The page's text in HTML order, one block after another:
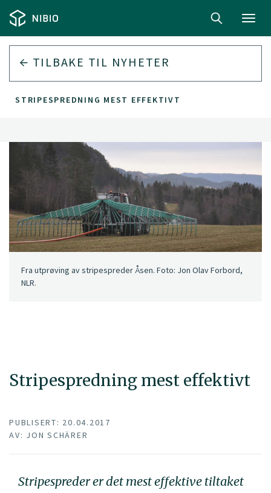
TILBAKE TIL NYHETER
STRIPESPREDNING MEST EFFEKTIVT
Stripespredning mest effektivt
Fra utprøving av stripespreder Åsen. Foto: Jon Olav Forbord,
NLR.
PUBLISERT: 20.04.2017
AV: JON SCHÄRER
Stripespreder er det mest effektive tiltaket